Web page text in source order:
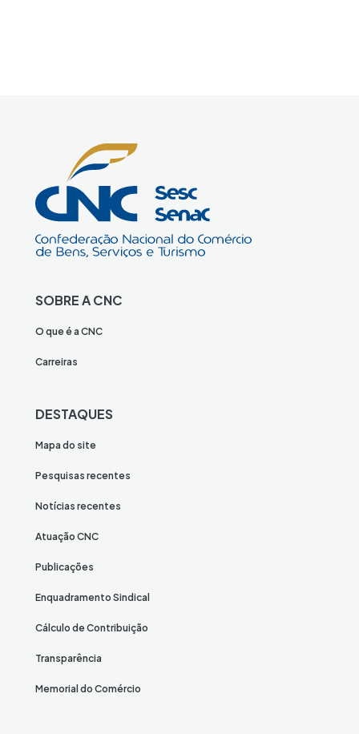
SOBRE A CNC
O que é a CNC
Carreiras
DESTAQUES
Mapa do site
Pesquisas recentes
Notícias recentes
Atuação CNC
Publicações
Enquadramento Sindical
Cálculo de Contribuição
Transparência
Memorial do Comércio